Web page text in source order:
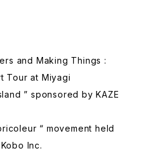
and Making Things :
Tour at Miyagi
” sponsored by KAZE
“ movement held
Inc.